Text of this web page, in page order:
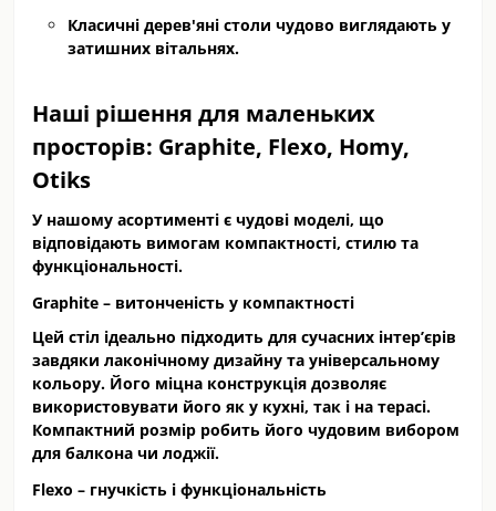
Класичні дерев'яні столи чудово виглядають у
затишних вітальнях.
Наші рішення для маленьких
просторів: Graphite, Flexo, Homy,
Otiks
У нашому асортименті є чудові моделі, що
відповідають вимогам компактності, стилю та
функціональності.
Graphite – витонченість у компактності
Цей стіл ідеально підходить для сучасних інтер’єрів
завдяки лаконічному дизайну та універсальному
кольору. Його міцна конструкція дозволяє
використовувати його як у кухні, так і на терасі.
Компактний розмір робить його чудовим вибором
для балкона чи лоджії.
Flexo – гнучкість і функціональність